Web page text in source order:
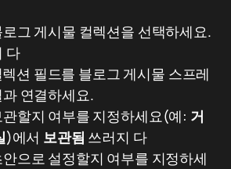
그 게시물 컬렉션을 선택하세요.
다
션 필드를 블로그 게시물 스프레
연결하세요.
할지 여부를 지정하세요(예: 거
)에서 보관됨 쓰러지 다
으로 설정할지 여부를 지정하세